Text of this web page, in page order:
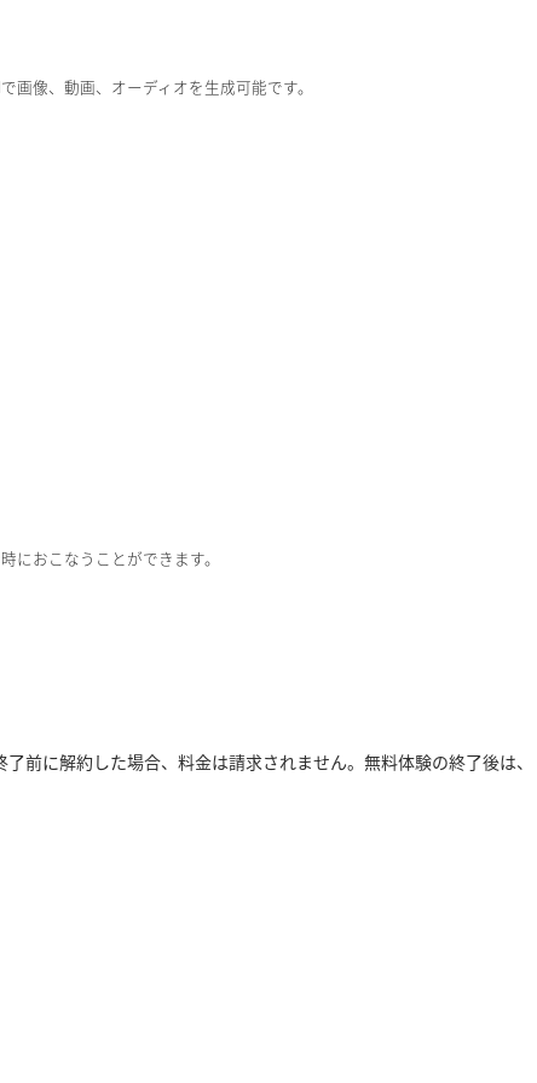
画像、動画、オーディオを生成可能です。
におこなうことができます。
了前に解約した場合、 料金は請求されません。 無料体験の終了後は、